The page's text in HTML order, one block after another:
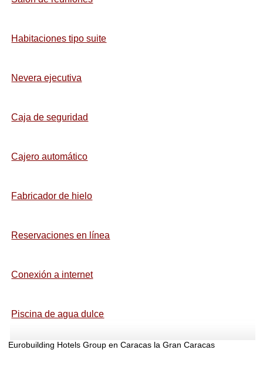
Habitaciones tipo suite
Nevera ejecutiva
Caja de seguridad
Cajero automático
Fabricador de hielo
Reservaciones en línea
Conexión a internet
Piscina de agua dulce
Eurobuilding Hotels Group en Caracas la Gran Caracas